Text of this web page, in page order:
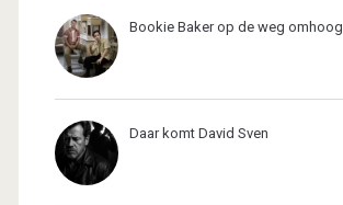
Bookie Baker op de weg omhoog
Daar komt David Sven